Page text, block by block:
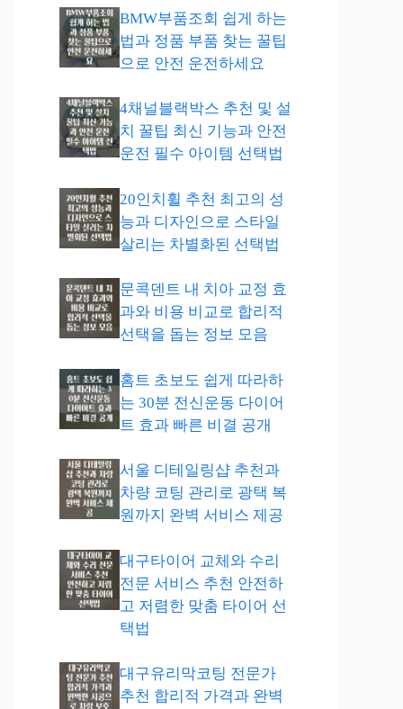
BMW부품조회 쉽게 하는
법과 정품 부품 찾는 꿀팁
으로 안전 운전하세요
4채널블랙박스 추천 및 설
치 꿀팁 최신 기능과 안전
운전 필수 아이템 선택법
20인치휠 추천 최고의 성
능과 디자인으로 스타일
살리는 차별화된 선택법
문콕덴트 내 치아 교정 효
과와 비용 비교로 합리적
선택을 돕는 정보 모음
홈트 초보도 쉽게 따라하
는 30분 전신운동 다이어
트 효과 빠른 비결 공개
서울 디테일링샵 추천과
차량 코팅 관리로 광택 복
원까지 완벽 서비스 제공
대구타이어 교체와 수리
전문 서비스 추천 안전하
고 저렴한 맞춤 타이어 선
택법
대구유리막코팅 전문가
추천 합리적 가격과 완벽